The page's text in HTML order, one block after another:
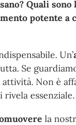
Quali
potente
Un’
Se
Non è
rivela essenziale.
la